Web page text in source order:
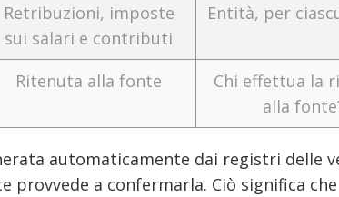
Retribuzioni, imposte
sui salari e contributi
Entità, per
Ritenuta alla fonte
Chi effettua la
alla
automaticamente dai registri delle
provvede a confermarla. Ciò significa